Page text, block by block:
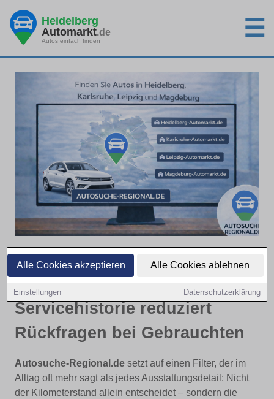
Alle Cookies akzeptieren Alle Cookies ablehnen
Einstellungen Datenschutzerklärung
Heidelberg
Automarkt.de
Autos einfach finden ☰
Heidelberg filtert nach
Nachvollziehbarkeit:
Servicehistorie reduziert
Rückfragen bei Gebrauchten
Autosuche-Regional.de setzt auf einen Filter, der im
Alltag oft mehr sagt als jedes Ausstattungsdetail: Nicht
der Kilometerstand allein entscheidet – sondern die